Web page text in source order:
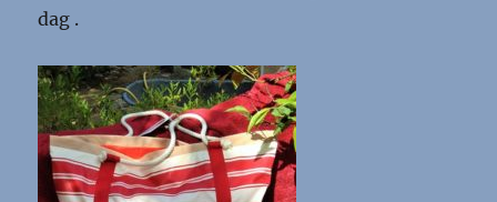
dag .